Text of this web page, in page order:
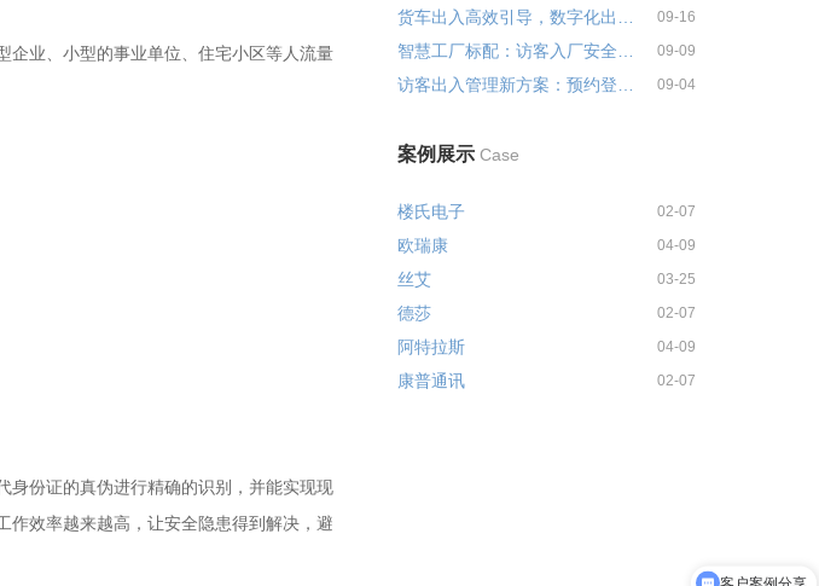
企业、小型的事业单位、住宅小区等人流量
身份证的真伪进行精确的识别，并能实现现
作效率越来越高，让安全隐患得到解决，避
09-16
09-09
09-04
案例展示 Case
楼氏电子 02-07
欧瑞康 04-09
丝艾 03-25
德莎 02-07
阿特拉斯 04-09
康普通讯 02-07